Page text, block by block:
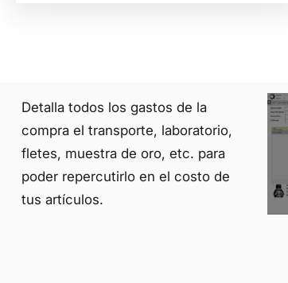
Detalla todos los gastos de la
compra el transporte, laboratorio,
fletes, muestra de oro, etc. para
poder repercutirlo en el costo de
tus artículos.